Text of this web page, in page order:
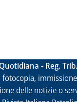
- Reg.
delle notizie o